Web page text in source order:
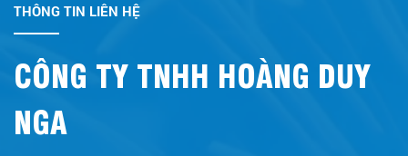
THÔNG TIN LIÊN HỆ
CÔNG TY TNHH HOÀNG DUY
NGA